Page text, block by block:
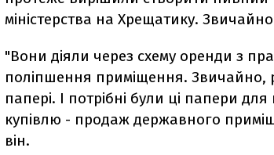
міністерства на Хрещатику.
"Вони діяли через схему оренди з
поліпшення приміщення. Звичайно,
папері. І потрібні були ці папери
купівлю - продаж державного
він.